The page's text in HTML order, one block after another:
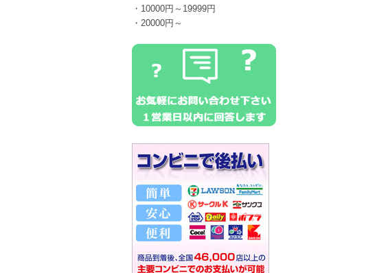
・10000円～19999円
・20000円～